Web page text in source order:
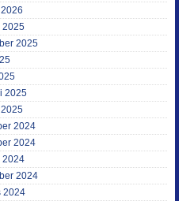
2025
2025
2025
2024
2024
2024
2024
2024